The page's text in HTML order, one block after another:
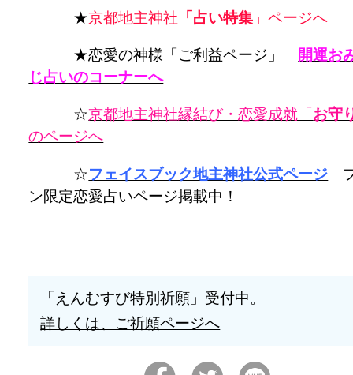
★京都地主神社 「占い特集 」ページへ
★恋愛の神様「ご利益ページ」
開運お
じ占いのコーナーへ
☆京都地主神社縁結び・恋愛成就「お守
のページへ
☆フェイスブック地主神社公式ページ
ン限定恋愛占いページ掲載中！
「えんむすび特別祈願」受付中。
詳しくは、ご祈願ページへ